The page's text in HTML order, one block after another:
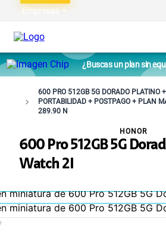
Empresas
¿Buscas un plan sin
600 PRO 512GB 5G DORADO PLATINO
PORTABILIDAD + POSTPAGO + PLAN
289.90 N
600 Pro 512GB 5G
Watch 2I
HONOR